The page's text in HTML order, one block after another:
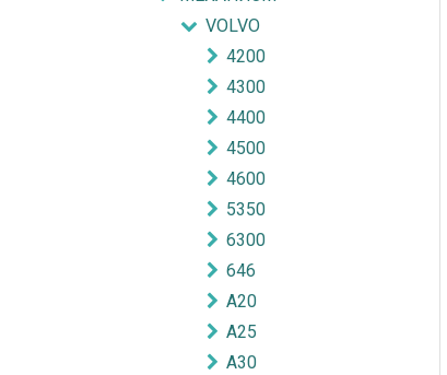
VOLVO
4200
4300
4400
4500
4600
5350
6300
646
A20
A25
A30